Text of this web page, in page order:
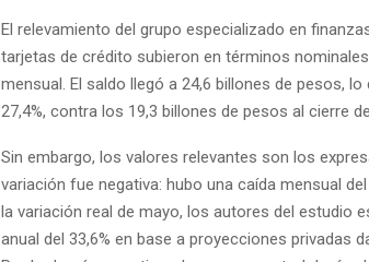
El relevamiento del grupo especializado en
tarjetas de crédito subieron en términos
mensual. El saldo llegó a 24,6 billones de pesos,
27,4%, contra los 19,3 billones de pesos al cierre
Sin embargo, los valores relevantes son los
variación fue negativa: hubo una caída mensual
la variación real de mayo, los autores del estudio
anual del 33,6% en base a proyecciones privadas